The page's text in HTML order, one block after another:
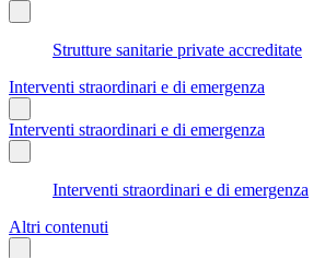
Strutture sanitarie private accreditate
Interventi straordinari e di emergenza
Interventi straordinari e di emergenza
Interventi straordinari e di emergenza
Altri contenuti